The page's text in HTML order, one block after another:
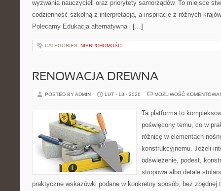
wyzwania nauczycieli oraz priorytety samorządów. To miejsce
codzienność szkolną z interpretacją, a inspiracje z różnych
Polecamy Edukacja alternatywna i […]
CATEGORIES: NIERUCHOMOŚCI
RENOWACJA DREWNA
POSTED BY ADMIN LUT - 13 - 2026 MOŻLIWOŚĆ
Ta platforma to
poświęcony temu, co w
różnicę w elementach
konstrukcyjnemu. Jeżeli
odświeżenie, podest,
stropowa albo detale
praktyczne wskazówki podane w konkretny sposób, bez zbędnej